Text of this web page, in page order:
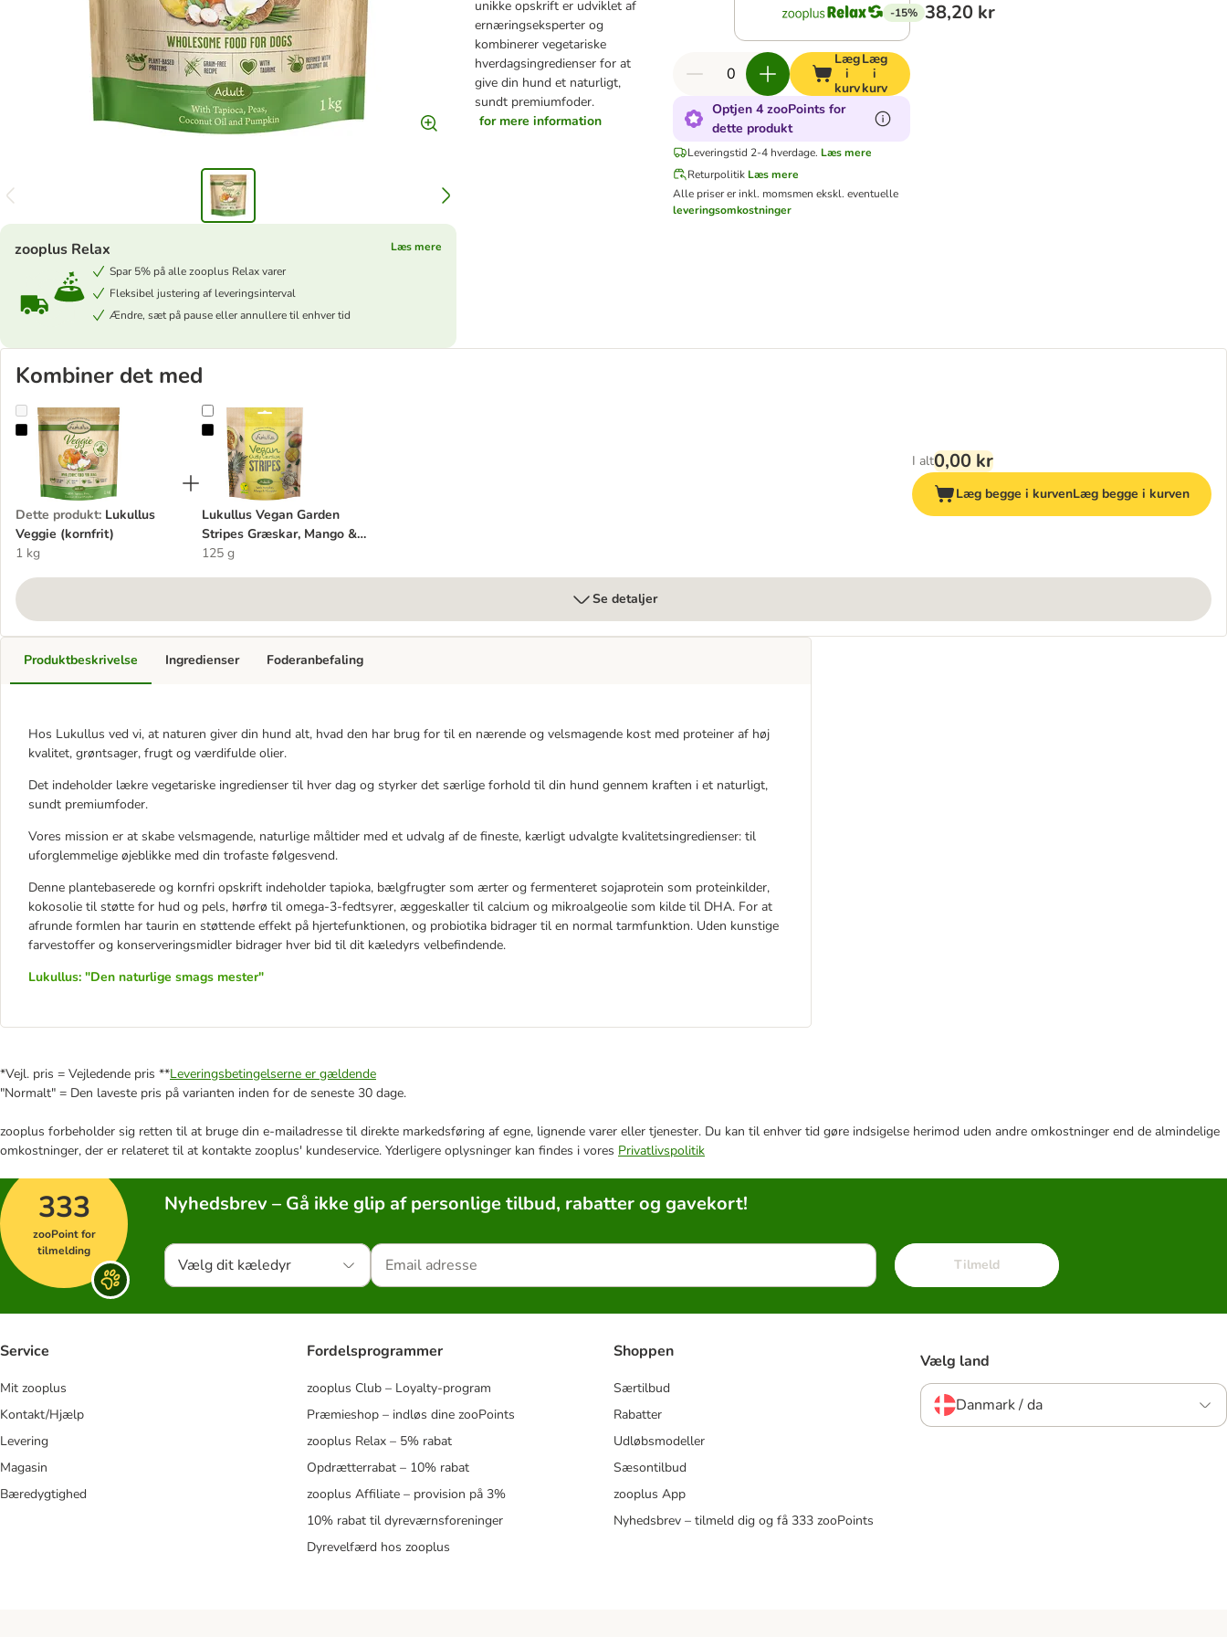
unikke opskrift er udviklet af
ernæringseksperter og
kombinerer vegetariske
hverdagsingredienser for at
give din hund et naturligt,
sundt premiumfoder.
for mere information
zooplus Relax
Læs mere
Spar 5% på alle zooplus Relax varer
Fleksibel justering af leveringsinterval
Ændre, sæt på pause eller annullere til enhver tid
-15% 38,20 kr
Læg
i
kurv
Læg
i
kurv
Optjen 4 zooPoints for
dette produkt
Leveringstid 2-4 hverdage. Læs mere
Returpolitik Læs mere
Alle priser er inkl. momsmen ekskl. eventuelle
leveringsomkostninger
Kombiner det med
Lukullus Veggie (kornfrit)
Dette produkt: Lukullus
Veggie (kornfrit)
1 kg
Lukullus Vegan Garden Stripes Græskar, Mango & Ananas
Lukullus Vegan Garden
Stripes Græskar, Mango &
Ananas
125 g
I alt0,00 kr
Læg begge i kurvenLæg begge i kurven
Se detaljer
Produktbeskrivelse
Hos Lukullus ved vi, at naturen giver din hund alt, hvad den har brug for til en nærende og velsmagende kost med proteiner af høj
kvalitet, grøntsager, frugt og værdifulde olier.
Det indeholder lækre vegetariske ingredienser til hver dag og styrker det særlige forhold til din hund gennem kraften i et naturligt,
sundt premiumfoder.
Vores mission er at skabe velsmagende, naturlige måltider med et udvalg af de fineste, kærligt udvalgte kvalitetsingredienser: til
uforglemmelige øjeblikke med din trofaste følgesvend.
Denne plantebaserede og kornfri opskrift indeholder tapioka, bælgfrugter som ærter og fermenteret sojaprotein som proteinkilder,
kokosolie til støtte for hud og pels, hørfrø til omega-3-fedtsyrer, æggeskaller til calcium og mikroalgeolie som kilde til DHA. For at
afrunde formlen har taurin en støttende effekt på hjertefunktionen, og probiotika bidrager til en normal tarmfunktion. Uden kunstige
farvestoffer og konserveringsmidler bidrager hver bid til dit kæledyrs velbefindende.
Lukullus: "Den naturlige smags mester"
Ingredienser Foderanbefaling
*Vejl. pris = Vejledende pris **Leveringsbetingelserne er gældende
"Normalt" = Den laveste pris på varianten inden for de seneste 30 dage.
zooplus forbeholder sig retten til at bruge din e-mailadresse til direkte markedsføring af egne, lignende varer eller tjenester. Du kan til enhver tid gøre indsigelse herimod uden andre omkostninger end de almindelige
omkostninger, der er relateret til at kontakte zooplus' kundeservice. Yderligere oplysninger kan findes i vores Privatlivspolitik
333
zooPoint for
tilmelding
Nyhedsbrev – Gå ikke glip af personlige tilbud, rabatter og gavekort!
Vælg dit kæledyr Tilmeld
Service
Mit zooplus
Kontakt/Hjælp
Levering
Magasin
Bæredygtighed
Fordelsprogrammer
zooplus Club – Loyalty-program
Præmieshop – indløs dine zooPoints
zooplus Relax – 5% rabat
Opdrætterrabat – 10% rabat
zooplus Affiliate – provision på 3%
10% rabat til dyreværnsforeninger
Dyrevelfærd hos zooplus
Shoppen
Særtilbud
Rabatter
Udløbsmodeller
Sæsontilbud
zooplus App
Nyhedsbrev – tilmeld dig og få 333 zooPoints
Vælg land
Danmark / da